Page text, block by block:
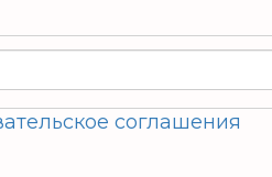
соглашения